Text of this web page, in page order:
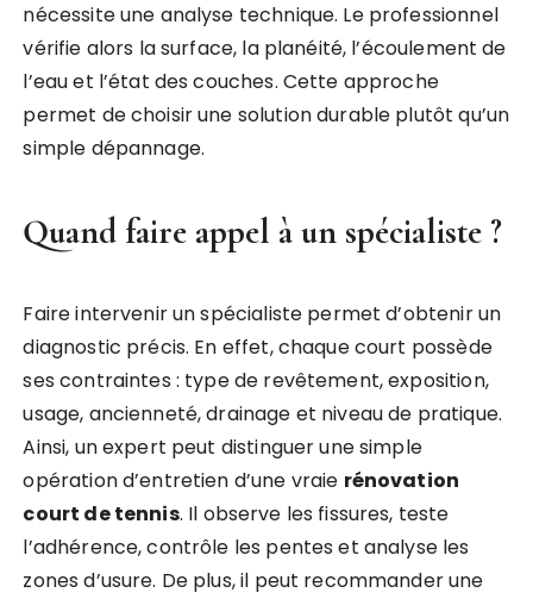
nécessite une analyse technique. Le professionnel
vérifie alors la surface, la planéité, l’écoulement de
l’eau et l’état des couches. Cette approche
permet de choisir une solution durable plutôt qu’un
simple dépannage.
Quand faire appel à un spécialiste ?
Faire intervenir un spécialiste permet d’obtenir un
diagnostic précis. En effet, chaque court possède
ses contraintes : type de revêtement, exposition,
usage, ancienneté, drainage et niveau de pratique.
Ainsi, un expert peut distinguer une simple
opération d’entretien d’une vraie rénovation
court de tennis. Il observe les fissures, teste
l’adhérence, contrôle les pentes et analyse les
zones d’usure. De plus, il peut recommander une